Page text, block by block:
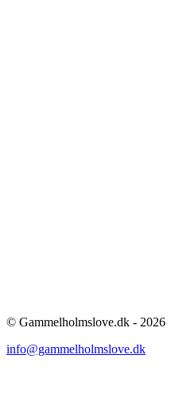
© Gammelholmslove.dk - 2026
info@gammelholmslove.dk